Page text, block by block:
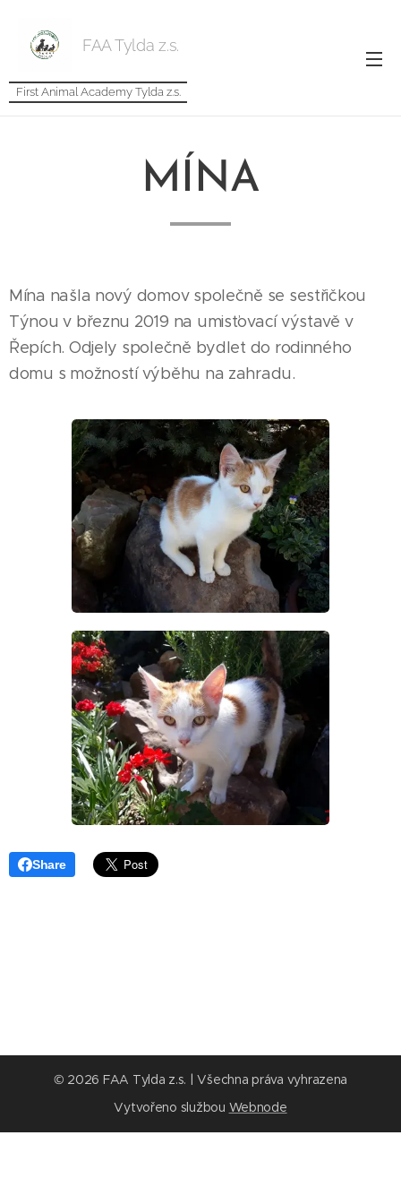
FAA Tylda z.s.
First Animal Academy Tylda z.s.
MÍNA
Mína našla nový domov společně se sestřičkou
Týnou v březnu 2019 na umisťovací výstavě v
Řepích. Odjely společně bydlet do rodinného
domu s možností výběhu na zahradu.
Share
© 2026 FAA Tylda z.s. | Všechna práva vyhrazena
Vytvořeno službou Webnode